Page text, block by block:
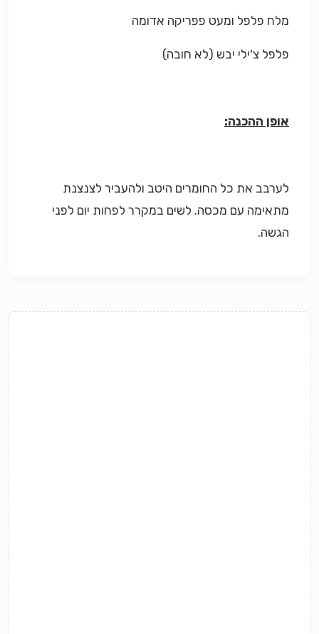
מלח פלפל ומעט פפריקה אדומה
פלפל צ'ילי יבש (לא חובה)
אופן ההכנה:
לערבב את כל החומרים היטב ולהעביר לצנצנת
מתאימה עם מכסה. לשים במקרר לפחות יום לפני
הגשה.